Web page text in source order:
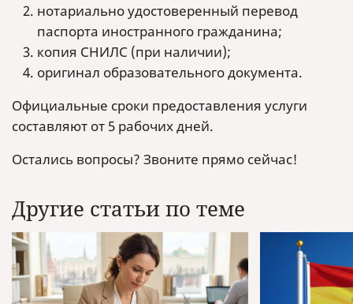
нотариально удостоверенный перевод
паспорта иностранного гражданина;
копия СНИЛС (при наличии);
оригинал образовательного документа.
Официальные сроки предоставления услуги
составляют от 5 рабочих дней.
Остались вопросы? Звоните прямо сейчас!
Другие статьи по теме